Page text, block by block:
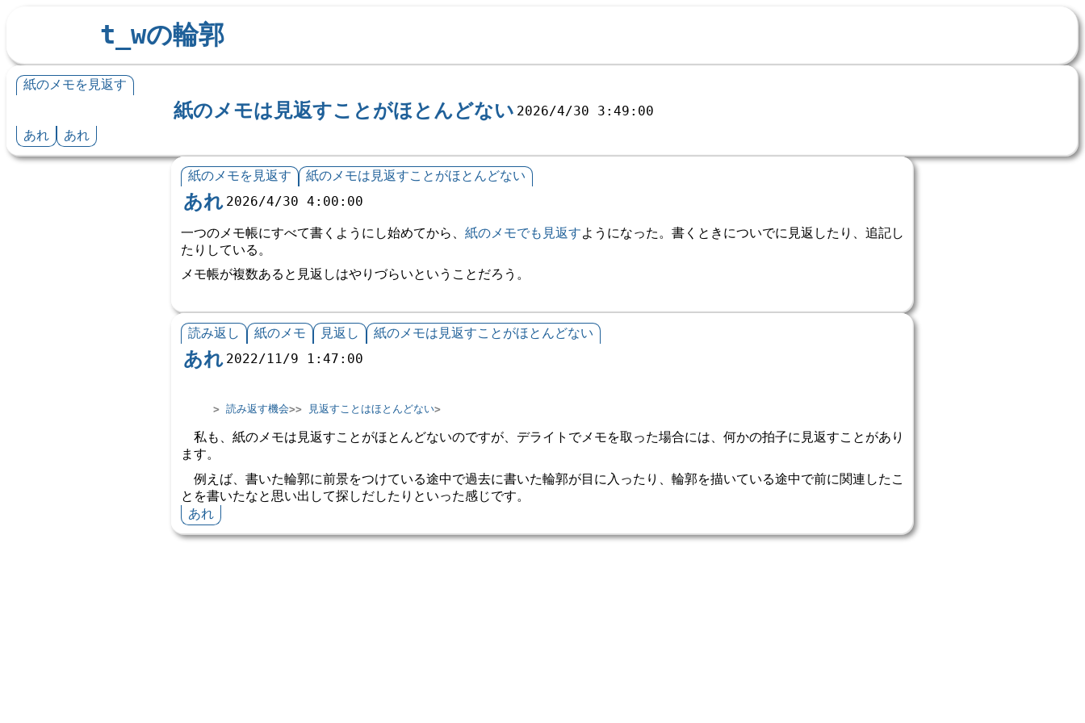
t_wの輪郭
紙のメモを見返す
紙のメモは見返すことがほとんどない 2026/4/30 3:49:00
あれ
あれ
紙のメモを見返す 紙のメモは見返すことがほとんどない
あれ 2026/4/30 4:00:00
一つのメモ帳にすべて書くようにし始めてから、 紙のメモでも見返すようになった。書くときについでに見返したり、追記し
たりしている。
メモ帳が複数あると見返しはやりづらいということだろう。
読み返し 紙のメモ 見返し 紙のメモは見返すことがほとんどない
あれ 2022/11/9 1:47:00
読み返す機会 見返すことはほとんどない
私も、紙のメモは見返すことがほとんどないのですが、デライトでメモを取った場合には、何かの拍子に見返すことがあり
ます。
例えば、書いた輪郭に前景をつけている途中で過去に書いた輪郭が目に入ったり、輪郭を描いている途中で前に関連したこ
とを書いたなと思い出して探しだしたりといった感じです。
あれ